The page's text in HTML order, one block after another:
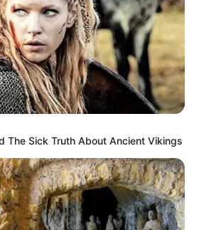
kellynutdesign)
The Sick Truth About Ancient Vikings